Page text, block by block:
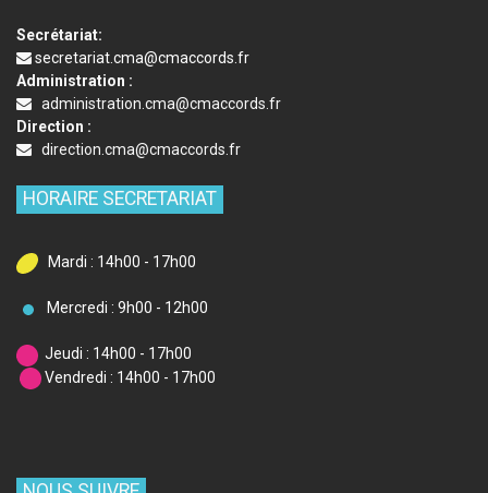
Secrétariat:
secretariat.cma@cmaccords.fr
Administration :
administration.cma@cmaccords.fr
Direction :
direction.cma@cmaccords.fr
HORAIRE SECRETARIAT
Mardi : 14h00 - 17h00
Mercredi : 9h00 - 12h00
Jeudi : 14h00 - 17h00
Vendredi : 14h00 - 17h00